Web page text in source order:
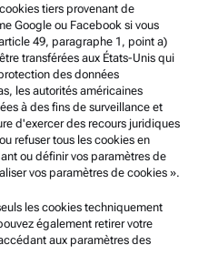
tiers provenant de
Google ou Facebook si vous
49, paragraphe 1, point a)
transférées aux États-Unis qui
des données
les autorités américaines
à des fins de surveillance et
d'exercer des recours juridiques
refuser tous les cookies en
ou définir vos paramètres de
vos paramètres de cookies ».
les cookies techniquement
également retirer votre
aux paramètres des